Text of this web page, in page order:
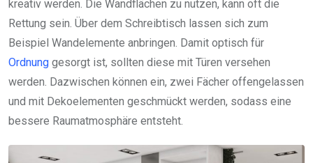
kreativ werden. Die Wandflächen zu nutzen, kann oft die
Rettung sein. Über dem Schreibtisch lassen sich zum
Beispiel Wandelemente anbringen. Damit optisch für
Ordnung gesorgt ist, sollten diese mit Türen versehen
werden. Dazwischen können ein, zwei Fächer offengelassen
und mit Dekoelementen geschmückt werden, sodass eine
bessere Raumatmosphäre entsteht.